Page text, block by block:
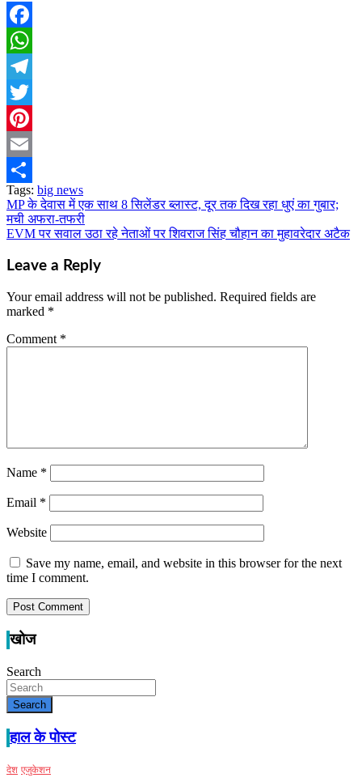
Facebook
WhatsApp
Telegram
Twitter
Pinterest
Email
Share
Tags: big news
Post
navigation
MP के देवास में एक साथ 8 सिलेंडर ब्लास्ट, दूर तक दिख रहा धुएं का गुबार;
मची अफरा-तफरी
EVM पर सवाल उठा रहे नेताओं पर शिवराज सिंह चौहान का मुहावरेदार अटैक
Leave a Reply
Your email address will not be published. Required fields are
marked *
Comment *
Name *
Email *
Website
Save my name, email, and website in this browser for the next
time I comment.
खोज
Search
Search
हाल के पोस्ट
देश एजुकेशन